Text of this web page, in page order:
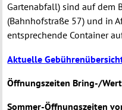
Gartenabfall) sind auf dem
(Bahnhofstraße 57) und in
entsprechende Container
Aktuelle
Öffnungszeiten Bring-/
Sommer-Öffnungszeiten